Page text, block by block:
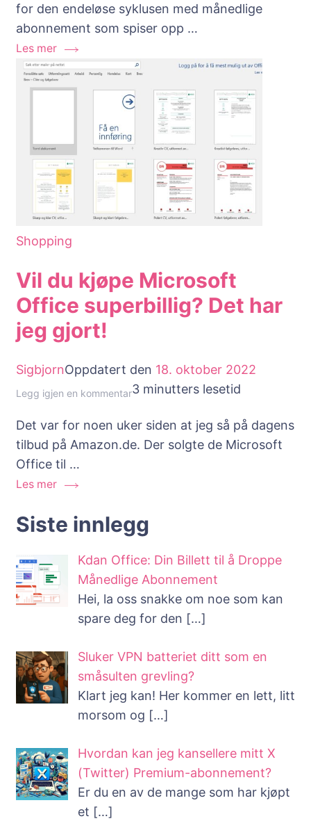
for den endeløse syklusen med månedlige
abonnement som spiser opp …
Les mer
Shopping
Vil du kjøpe Microsoft
Office superbillig? Det har
jeg gjort!
SigbjornOppdatert den 18. oktober 2022
Legg igjen en kommentartil
du
kjøpe
Det
jeg
gjort!
3 minutters lesetid
Det var for noen uker siden at jeg så på dagens
tilbud på Amazon.de. Der solgte de Microsoft
Office til …
Les mer
Siste innlegg
Kdan Office: Din Billett til å Droppe
Månedlige Abonnement
Hei, la oss snakke om noe som kan
spare deg for den […]
Sluker VPN batteriet ditt som en
småsulten grevling?
Klart jeg kan! Her kommer en lett, litt
morsom og […]
Hvordan kan jeg kansellere mitt X
(Twitter) Premium-abonnement?
Er du en av de mange som har kjøpt
et […]